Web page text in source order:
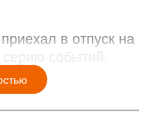
в отпуск на
событий.